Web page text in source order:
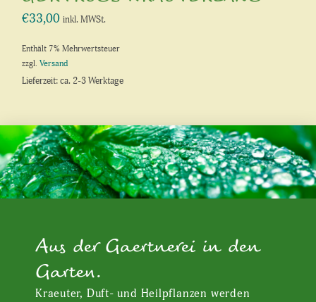
€33,00 inkl. MWSt.
Enthält 7% Mehrwertsteuer
zzgl.Versand
Lieferzeit: ca. 2-3 Werktage
Aus der Gaertnerei in den
Garten.
Kraeuter, Duft- und Heilpflanzen werden